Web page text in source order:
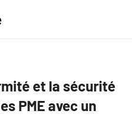
et la sécurité
PME avec un